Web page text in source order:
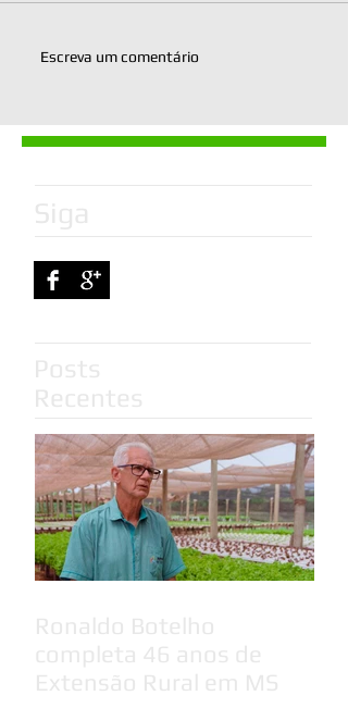
Escreva um comentário